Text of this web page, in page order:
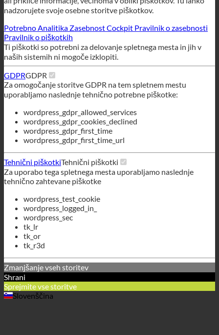
GDPRGDPR
Za omogočanje storitve GDPR na tem spletnem mestu
uporabljamo naslednje tehnično potrebne piškotke:
wordpress_gdpr_allowed_services
wordpress_gdpr_cookies_declined
wordpress_gdpr_first_time
wordpress_gdpr_first_time_url
Tehnični piškotkiTehnični piškotki
Za uporabo tega spletnega mesta uporabljamo naslednje
tehnično zahtevane piškotke
wordpress_test_cookie
wordpress_logged_in_
wordpress_sec
tk_lr
tk_or
tk_r3d
Zmanjšanje vseh storitev
Shrani
Sprejmite vse storitve
Slovenščina